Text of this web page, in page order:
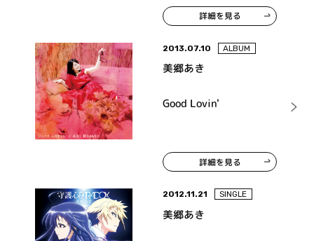
詳細を見る
2013.07.10 ALBUM
美郷あき
Good Lovin'
詳細を見る
2012.11.21 SINGLE
美郷あき